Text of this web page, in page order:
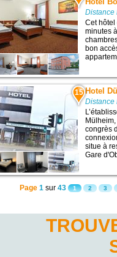
Distance
Cet hôtel
minutes
bon
15 Hotel
Distance
congrès
situe à
Gare
Page 1 sur43 1 2 3